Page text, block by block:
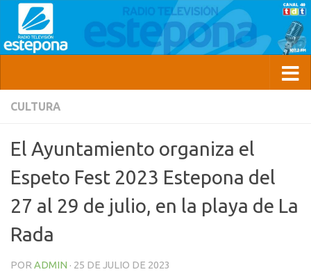
CULTURA
El Ayuntamiento organiza el
Espeto Fest 2023 Estepona del
27 al 29 de julio, en la playa de La
Rada
POR ADMIN · 25 DE JULIO DE 2023